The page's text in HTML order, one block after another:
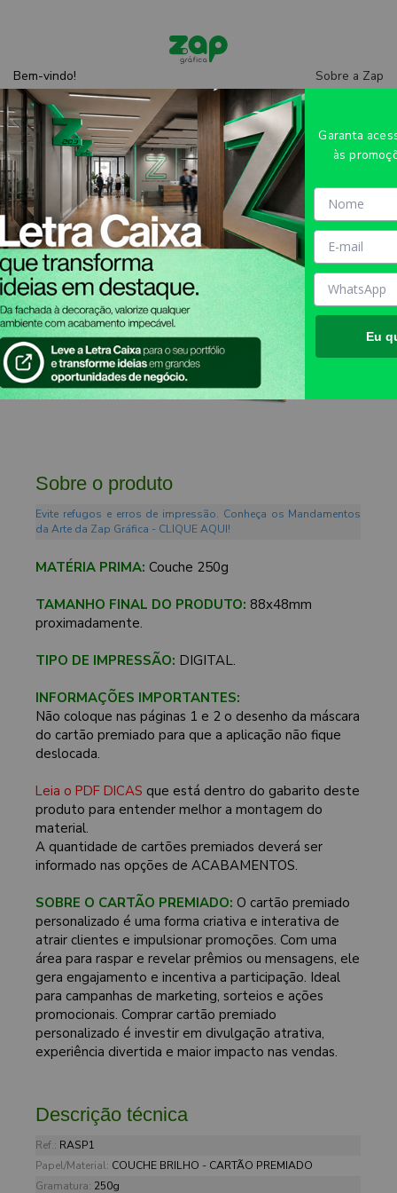
Bem-vindo!
Entre
oucadastre-se
Sobre a Zap
Central de
CARTÃO PREMIADO 91X51MM - 4X0 -
100unid - RASP1
Sobre o produto
Evite refugos e erros de impressão. Conheça os Mandamentos
da Arte da Zap Gráfica - CLIQUE AQUI!
MATÉRIA PRIMA: Couche 250g
TAMANHO FINAL DO PRODUTO: 88x48mm
proximadamente.
TIPO DE IMPRESSÃO: DIGITAL.
INFORMAÇÕES IMPORTANTES:
Não coloque nas páginas 1 e 2 o desenho da máscara
do cartão premiado para que a aplicação não fique
deslocada.
Leia o PDF DICAS que está dentro do gabarito deste
produto para entender melhor a montagem do
material.
A quantidade de cartões premiados deverá ser
informado nas opções de ACABAMENTOS.
SOBRE O CARTÃO PREMIADO: O cartão premiado
personalizado é uma forma criativa e interativa de
atrair clientes e impulsionar promoções. Com uma
área para raspar e revelar prêmios ou mensagens, ele
gera engajamento e incentiva a participação. Ideal
para campanhas de marketing, sorteios e ações
promocionais. Comprar cartão premiado
personalizado é investir em divulgação atrativa,
experiência divertida e maior impacto nas vendas.
Descrição técnica
Ref.: RASP1
Papel/Material: COUCHE BRILHO - CARTÃO PREMIADO
Gramatura: 250g
Garanta
às
Eu